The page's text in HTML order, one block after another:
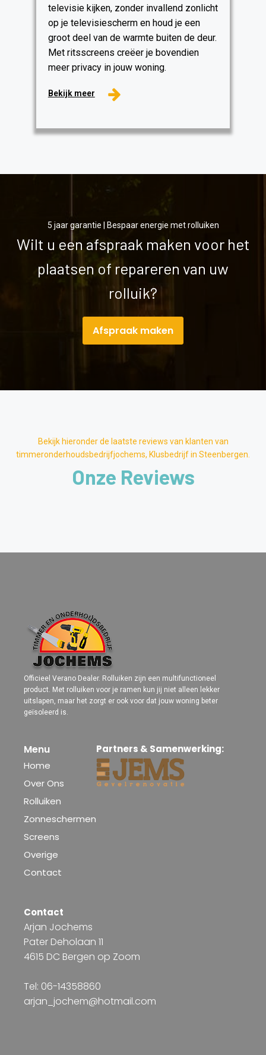
televisie kijken, zonder invallend zonlicht
op je televisiescherm en houd je een
groot deel van de warmte buiten de deur.
Met ritsscreens creëer je bovendien
meer privacy in jouw woning.
Bekijk meer
5 jaar garantie | Bespaar energie met rolluiken
Wilt u een afspraak maken voor het
plaatsen of repareren van uw
rolluik?
Afspraak maken
Bekijk hieronder de laatste reviews van klanten van
timmeronderhoudsbedrijfjochems, Klusbedrijf in Steenbergen.
Onze Reviews
Officieel Verano Dealer. Rolluiken zijn een multifunctioneel
product. Met rolluiken voor je ramen kun jij niet alleen lekker
uitslapen, maar het zorgt er ook voor dat jouw woning beter
geïsoleerd is.
Menu
Home
Over Ons
Rolluiken
Zonneschermen
Screens
Overige
Contact
Partners & Samenwerking:
Contact
Arjan Jochems
Pater Deholaan 11
4615 DC Bergen op Zoom
Tel: 06-14358860
arjan_jochem@hotmail.com